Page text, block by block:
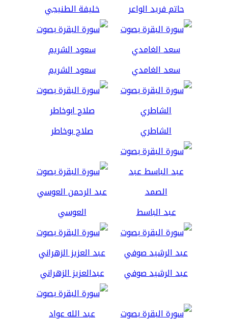
حاتم فريد الواعر خليفة الطنيجي
سعد الغامدي سعود الشريم
الشاطري صلاح بوخاطر
عبد الباسط العوسي
عبد الرشيد صوفي عبدالعزيز الزهراني